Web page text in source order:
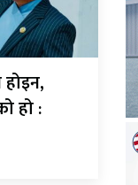
हो :